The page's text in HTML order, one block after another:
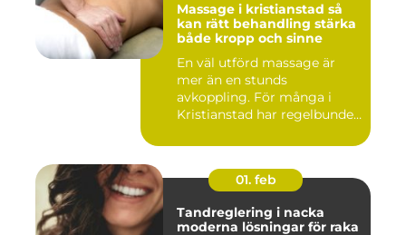
Massage i kristianstad så
kan rätt behandling stärka
både kropp och sinne
En väl utförd massage är
mer än en stunds
avkoppling. För många i
Kristianstad har regelbunden
01. feb
Tandreglering i nacka
moderna lösningar för raka